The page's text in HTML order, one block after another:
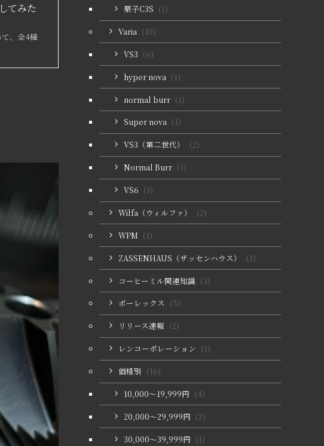
てみた
、全4種
栗子C3S (1)
Varia (10)
VS3 (6)
hyper nova (1)
normal burr (1)
Super nova (1)
VS3（第二世代）
(2)
Normal Burr (1)
VS6 (1)
Wilfa（ウィルファ）
(2)
WPM (1)
ZASSENHAUS（ザッセンハウス）
(1)
コーヒーミル関連知識 (3)
ポーレックス (5)
リリース速報 (2)
レンコーポレーション (1)
価格別 (16)
10,000〜19,999円 (4)
20,000〜29,999円 (2)
30,000〜39,999円 (1)